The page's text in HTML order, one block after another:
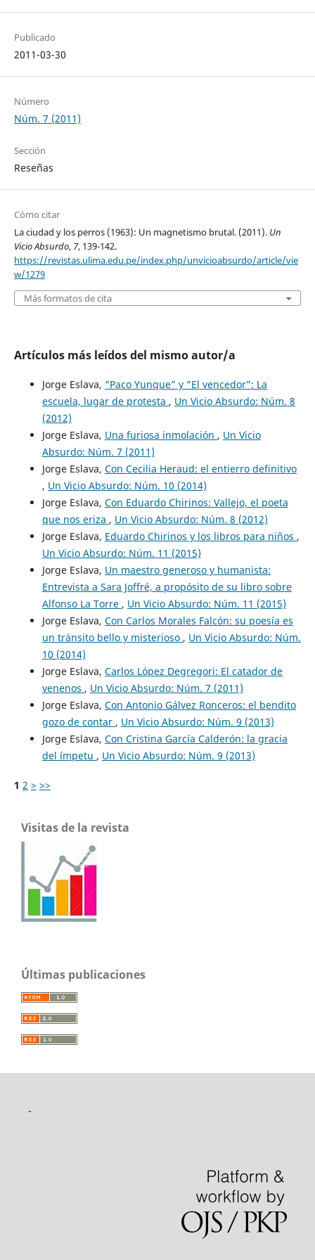
Publicado
2011-03-30
Número
Núm. 7 (2011)
Sección
Reseñas
Cómo citar
La ciudad y los perros (1963): Un magnetismo brutal. (2011). Un
Vicio Absurdo, 7, 139-142.
https://revistas.ulima.edu.pe/index.php/unvicioabsurdo/article/vie
w/1279
Más formatos de cita
Artículos más leídos del mismo autor/a
Jorge Eslava, “Paco Yunque” y “El vencedor”: La
escuela, lugar de protesta , Un Vicio Absurdo: Núm. 8
(2012)
Jorge Eslava, Una furiosa inmolación , Un Vicio
Absurdo: Núm. 7 (2011)
Jorge Eslava, Con Cecilia Heraud: el entierro definitivo
, Un Vicio Absurdo: Núm. 10 (2014)
Jorge Eslava, Con Eduardo Chirinos: Vallejo, el poeta
que nos eriza , Un Vicio Absurdo: Núm. 8 (2012)
Jorge Eslava, Eduardo Chirinos y los libros para niños ,
Un Vicio Absurdo: Núm. 11 (2015)
Jorge Eslava, Un maestro generoso y humanista:
Entrevista a Sara Joffré, a propósito de su libro sobre
Alfonso La Torre , Un Vicio Absurdo: Núm. 11 (2015)
Jorge Eslava, Con Carlos Morales Falcón: su poesía es
un tránsito bello y misterioso , Un Vicio Absurdo: Núm.
10 (2014)
Jorge Eslava, Carlos López Degregori: El catador de
venenos , Un Vicio Absurdo: Núm. 7 (2011)
Jorge Eslava, Con Antonio Gálvez Ronceros: el bendito
gozo de contar , Un Vicio Absurdo: Núm. 9 (2013)
Jorge Eslava, Con Cristina García Calderón: la gracia
del ímpetu , Un Vicio Absurdo: Núm. 9 (2013)
1 2 > >>
Visitas de la revista
Últimas publicaciones
-